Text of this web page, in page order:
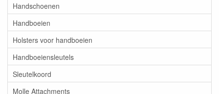
Handschoenen
Handboeien
Holsters voor handboeien
Handboeiensleutels
Sleutelkoord
Molle Attachments